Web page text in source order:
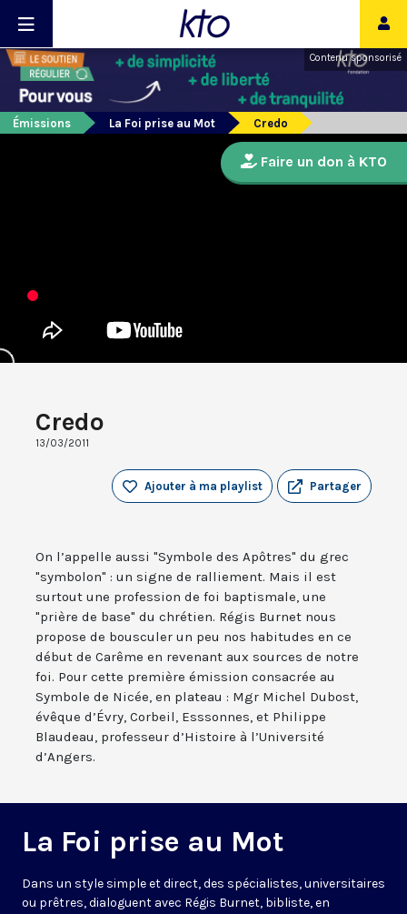
Contenu sponsorisé
Émissions La Foi prise au Mot Credo
Credo
13/03/2011
Partager
Ajouter à ma playlist
On l’appelle aussi "Symbole des Apôtres" du grec
"symbolon" : un signe de ralliement. Mais il est
surtout une profession de foi baptismale, une
"prière de base" du chrétien. Régis Burnet nous
propose de bousculer un peu nos habitudes en ce
début de Carême en revenant aux sources de notre
foi. Pour cette première émission consacrée au
Symbole de Nicée, en plateau : Mgr Michel Dubost,
évêque d’Évry, Corbeil, Esssonnes, et Philippe
Blaudeau, professeur d’Histoire à l’Université
d’Angers.
La Foi prise au Mot
Dans un style simple et direct, des spécialistes, universitaires
ou prêtres, dialoguent avec Régis Burnet, bibliste, en
Faire un don à KTO